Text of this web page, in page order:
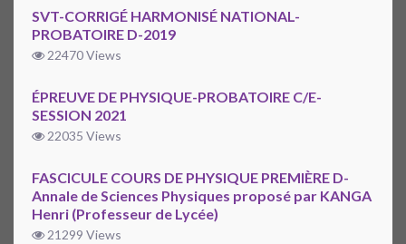
SVT-CORRIGÉ HARMONISÉ NATIONAL-
PROBATOIRE D-2019
22470 Views
ÉPREUVE DE PHYSIQUE-PROBATOIRE C/E-
SESSION 2021
22035 Views
FASCICULE COURS DE PHYSIQUE PREMIÈRE D-
Annale de Sciences Physiques proposé par KANGA
Henri (Professeur de Lycée)
21299 Views